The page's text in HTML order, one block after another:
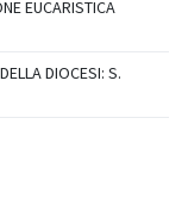
EUCARISTICA
DIOCESI: S.